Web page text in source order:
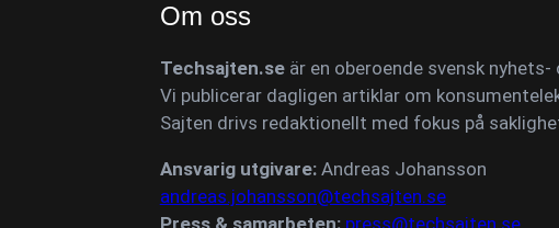
Om oss
Techsajten.seär en oberoende svensk
Vi publicerar dagligen artiklar om
Sajten drivs redaktionellt med fokus på
Ansvarig utgivare:Andreas Johansson
andreas.johansson@techsajten.se
Press & samarbeten: press@techsajten.se